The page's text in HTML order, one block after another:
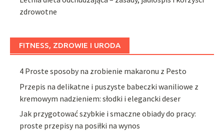
zdrowotne
FITNESS, ZDROWIE I URODA
4 Proste sposoby na zrobienie makaronu z Pesto
Przepis na delikatne i puszyste babeczki waniliowe z
kremowym nadzieniem: słodki i elegancki deser
Jak przygotować szybkie i smaczne obiady do pracy:
proste przepisy na posiłki na wynos